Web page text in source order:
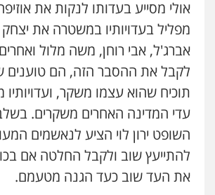
עורך דין תמיר אלטיט
פלילי תעבורה
0545577862
עו"ד דרוויש נאשף
פלילי פשיעה חמורה
0527448141
אולי מסייע בעדותו לנקות את
מפליל בעדויותיו במשטרה את
אברג'ל, אבי רוחן, משה מלול
לקבל את ההסבר הזה, הם טוענים
תוכיח שהוא עצמו משקר,
עדי המדינה האחרים משקרים.
השופט ירון לוי הציע לנאשמים
להתייעץ שוב ולקבל החלטה אם
את העד שוב כעד הגנה מטעמם.
עו"ד איהאב ג'לג'ולי
פלילי מעצרים וחקירות
אסירים
0505216700
עו"ד שלומי שרון
פלילי צבאי מעצרים
0547342002
עו"ד אלון קריטי